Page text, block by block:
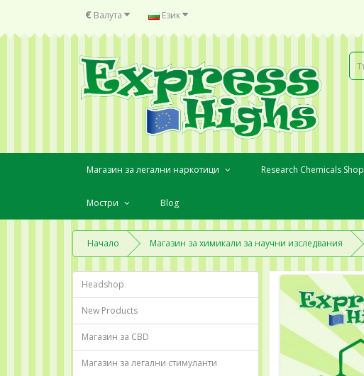
€ Валута Език
Магазин за легални наркотици Research Chemicals Shop
Мостри Blog
Начало Магазин за химикали за научни изследвания
Headshop
New Products
Магазин за CBD
Магазин за легални стимуланти